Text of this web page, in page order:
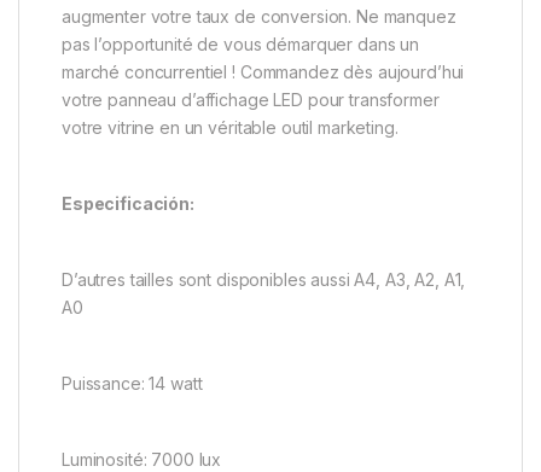
augmenter votre taux de conversion. Ne manquez
pas l’opportunité de vous démarquer dans un
marché concurrentiel ! Commandez dès aujourd’hui
votre panneau d’affichage LED pour transformer
votre vitrine en un véritable outil marketing.
Especificación:
D’autres tailles sont disponibles aussi A4, A3, A2, A1,
A0
Puissance: 14 watt
Luminosité: 7000 lux